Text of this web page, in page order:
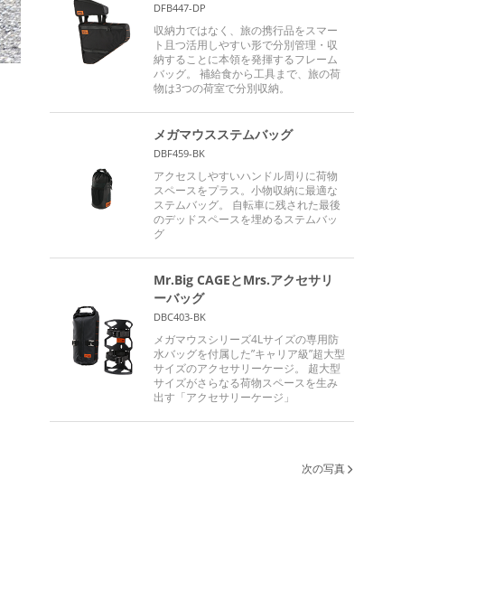
DFB447-DP
収納力ではなく、旅の携行品をスマー
ト且つ活用しやすい形で分別管理・収
納することに本領を発揮するフレーム
バッグ。 補給食から工具まで、旅の荷
物は3つの荷室で分別収納。
メガマウスステムバッグ
DBF459-BK
アクセスしやすいハンドル周りに荷物
スペースをプラス。小物収納に最適な
ステムバッグ。 自転車に残された最後
のデッドスペースを埋めるステムバッ
グ
Mr.Big CAGEとMrs.アクセサリ
ーバッグ
DBC403-BK
メガマウスシリーズ4Lサイズの専用防
水バッグを付属した”キャリア級”超大型
サイズのアクセサリーケージ。 超大型
サイズがさらなる荷物スペースを生み
出す「アクセサリーケージ」
次の写真